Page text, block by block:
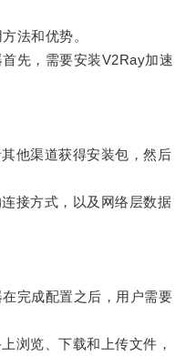
法和优势。
先，需要安装V2Ray加速
他渠道获得安装包，然后
接方式，以及网络层数据
完成配置之后，用户需要
览、下载和上传文件，